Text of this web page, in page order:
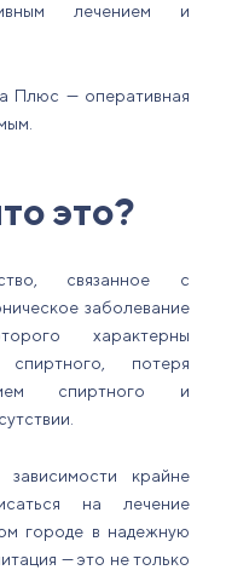
лечением и
Плюс — оперативная
это?
связанное с
заболевание
характерны
спиртного, потеря
спиртного и
зависимости крайне
на лечение
городе в надежную
— это не только